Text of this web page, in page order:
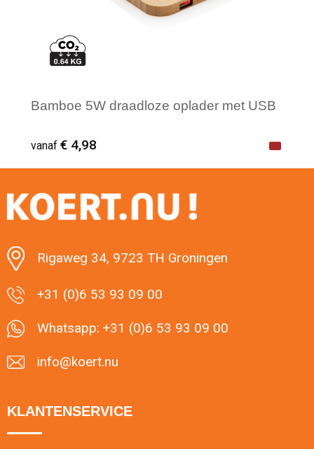
Bamboe 5W draadloze oplader met USB
vanaf € 4,98
Minimale afname: 1
Rigaweg 34, 9723 TH Groningen
+31 (0)6 53 93 09 00
Whatsapp: +31 (0)6 53 93 09 00
info@koert.nu
KLANTENSERVICE